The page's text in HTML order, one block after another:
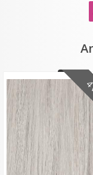
Syntetiskt
4